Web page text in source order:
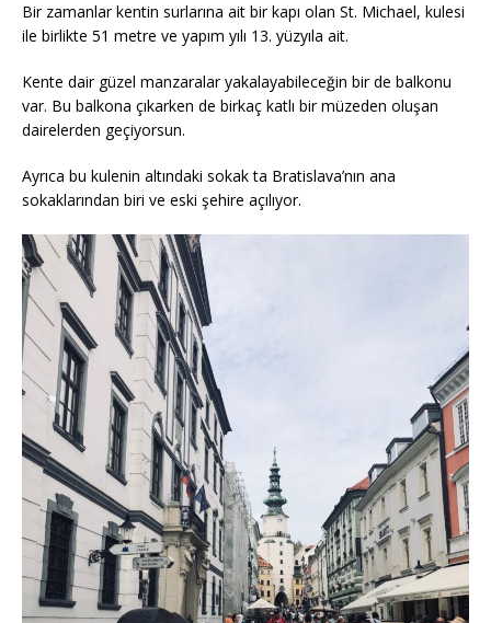
Bir zamanlar kentin surlarına ait bir kapı olan St. Michael, kulesi
ile birlikte 51 metre ve yapım yılı 13. yüzyıla ait.
Kente dair güzel manzaralar yakalayabileceğin bir de balkonu
var. Bu balkona çıkarken de birkaç katlı bir müzeden oluşan
dairelerden geçiyorsun.
Ayrıca bu kulenin altındaki sokak ta Bratislava’nın ana
sokaklarından biri ve eski şehire açılıyor.